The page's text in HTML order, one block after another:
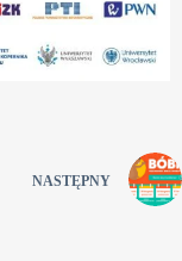
NASTĘPNY